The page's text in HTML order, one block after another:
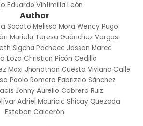
Eduardo Vintimilla León
Author
Sacoto Melissa Mora Wendy Pugo
Mariela Teresa Guánchez Vargas
Sigcha Pacheco Jasson Marca
Loza Christian Picón Cedillo
Maxi Jhonathan Cuesta Viviana Calle
Paolo Romero Fabrizzio Sánchez
Johny Aurelio Cabrera Ruiz
Adriel Mauricio Shicay Quezada
Esteban Calderón